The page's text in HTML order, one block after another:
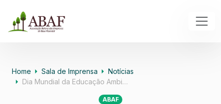
Home Sala de Imprensa
Notícias
Dia Mundial da Educação Ambi…
ABAF